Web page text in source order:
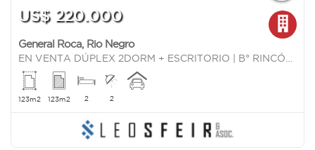
US$ 220.000
General Roca, Rio Negro
123m2 123m2 2 2